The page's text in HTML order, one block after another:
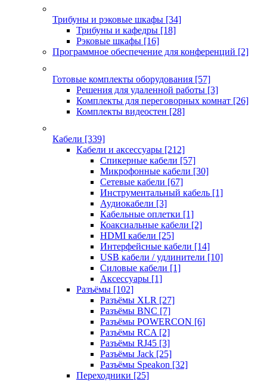
Трибуны и рэковые шкафы [34]
Трибуны и кафедры [18]
Рэковые шкафы [16]
Программное обеспечение для конференций [2]
Готовые комплекты оборудования [57]
Решения для удаленной работы [3]
Комплекты для переговорных комнат [26]
Комплекты видеостен [28]
Кабели [339]
Кабели и аксессуары [212]
Спикерные кабели [57]
Микрофонные кабели [30]
Сетевые кабели [67]
Инструментальный кабель [1]
Аудиокабели [3]
Кабельные оплетки [1]
Коаксиальные кабели [2]
HDMI кабели [25]
Интерфейсные кабели [14]
USB кабели / удлинители [10]
Силовые кабели [1]
Аксессуары [1]
Разъёмы [102]
Разъёмы XLR [27]
Разъёмы BNC [7]
Разъёмы POWERCON [6]
Разъёмы RCA [2]
Разъёмы RJ45 [3]
Разъёмы Jack [25]
Разъёмы Speakon [32]
Переходники [25]